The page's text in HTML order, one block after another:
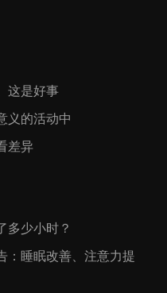
这是好事
义的活动中
差异
多少小时？
：睡眠改善、注意力提